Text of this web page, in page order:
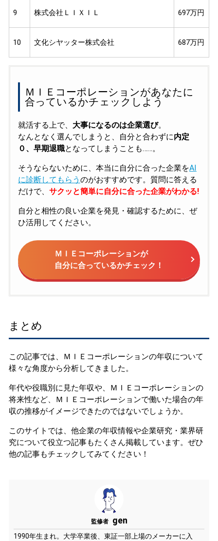
9 株式会社ＬＩＸＩＬ 697万円
10 文化シヤッター株式会社 687万円
ＭＩＥコーポレーションがあなたに
合っているかチェックしよう
就活する上で、 大事になるのは企業選び。
なんとなく選んでしまうと、自分と合わずに内定
０、早期退職となってしまうことも……。
そうならないために、本当に自分に合った企業をAI
に診断してもらう のがおすすめです。質問に答える
だけで、 サクッと簡単に自分に合った企業がわかる!
自分と相性の良い企業を発見・確認するために、ぜ
ひ活用してください。
ＭＩＥコーポレーションが
自分に合っているかチェック！
まとめ
この記事では、ＭＩＥコーポレーションの年収について
様々な角度から分析してきました。
年代や役職別に見た年収や、ＭＩＥコーポレーションの
将来性など、ＭＩＥコーポレーションで働いた場合の年
収の推移がイメージできたのではないでしょうか。
このサイトでは、他企業の年収情報や企業研究・業界研
究について役立つ記事もたくさん掲載しています。ぜひ
他の記事もチェックしてみてください！
監修者 gen
1990年生まれ。大学卒業後、東証一部上場のメーカーに入